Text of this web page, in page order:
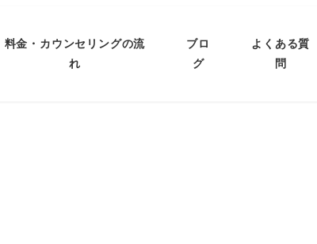
料金・カウンセリングの流
れ
ブロ
グ
よくある質
問